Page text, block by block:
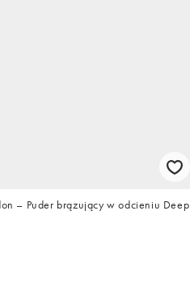
– Puder brązujący w odcieniu Deep